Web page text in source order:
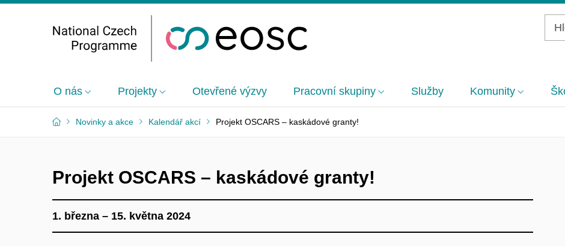
O nás Projekty Otevřené výzvy Pracovní skupiny Služby Komunity
Novinky a akce Kalendář akcí Projekt OSCARS – kaskádové granty!
Projekt OSCARS – kaskádové granty!
1. března – 15. května 2024